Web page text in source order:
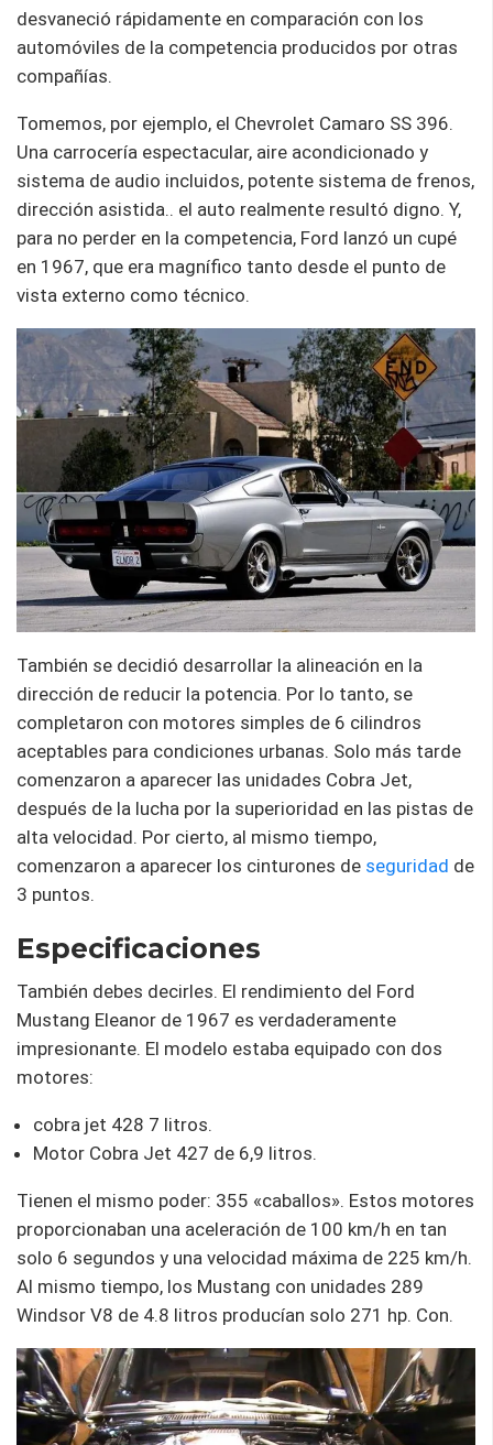
desvaneció rápidamente en comparación con los
automóviles de la competencia producidos por otras
compañías.
Tomemos, por ejemplo, el Chevrolet Camaro SS 396.
Una carrocería espectacular, aire acondicionado y
sistema de audio incluidos, potente sistema de frenos,
dirección asistida.. el auto realmente resultó digno. Y,
para no perder en la competencia, Ford lanzó un cupé
en 1967, que era magnífico tanto desde el punto de
vista externo como técnico.
También se decidió desarrollar la alineación en la
dirección de reducir la potencia. Por lo tanto, se
completaron con motores simples de 6 cilindros
aceptables para condiciones urbanas. Solo más tarde
comenzaron a aparecer las unidades Cobra Jet,
después de la lucha por la superioridad en las pistas de
alta velocidad. Por cierto, al mismo tiempo,
comenzaron a aparecer los cinturones de seguridad de
3 puntos.
Especificaciones
También debes decirles. El rendimiento del Ford
Mustang Eleanor de 1967 es verdaderamente
impresionante. El modelo estaba equipado con dos
motores:
cobra jet 428 7 litros.
Motor Cobra Jet 427 de 6,9 ​​litros.
Tienen el mismo poder: 355 «caballos». Estos motores
proporcionaban una aceleración de 100 km/h en tan
solo 6 segundos y una velocidad máxima de 225 km/h.
Al mismo tiempo, los Mustang con unidades 289
Windsor V8 de 4.8 litros producían solo 271 hp. Con.